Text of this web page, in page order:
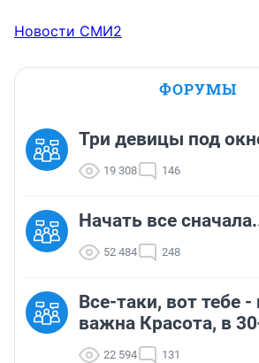
Новости СМИ2
ФОРУМЫ
Три девицы под
19 308 146
Начать все
52 484 248
Все-таки, вот тебе -
важна Красота, в
22 594 131